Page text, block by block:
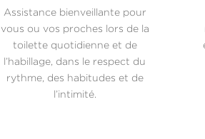
Assistance bienveillante pour
vous ou vos proches lors de la
toilette quotidienne et de
l’habillage, dans le respect du
rythme, des habitudes et de
l’intimité.